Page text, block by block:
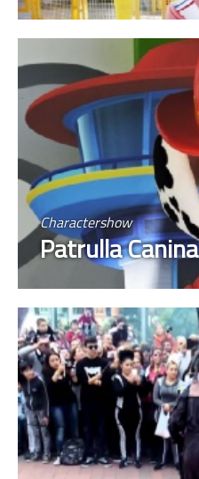
Charactershow
Patrulla Canina